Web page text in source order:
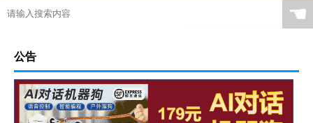
☚
公告